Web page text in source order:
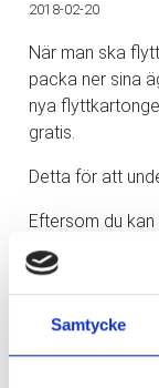
Samtycke
2018-02-20
När man ska
packa ner sina
nya
gratis.
Detta för att
Eftersom du
behöva köpa
liknande. Detta
också slipper